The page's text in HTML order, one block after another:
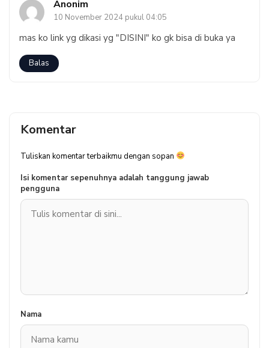
Anonim
10 November 2024 pukul 04:05
mas ko link yg dikasi yg "DISINI" ko gk bisa di buka ya
Balas
Komentar
Tuliskan komentar terbaikmu dengan sopan
Isi komentar sepenuhnya adalah tanggung jawab
pengguna
Nama